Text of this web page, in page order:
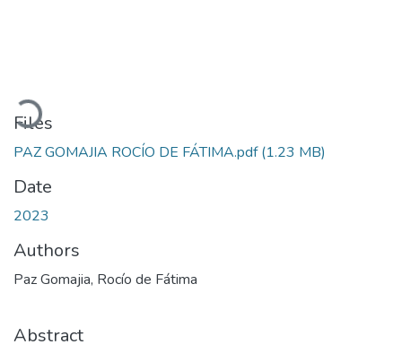
Loading...
Files
PAZ GOMAJIA ROCÍO DE FÁTIMA.pdf(1.23 MB)
Date
2023
Authors
Paz Gomajia, Rocío de Fátima
Abstract